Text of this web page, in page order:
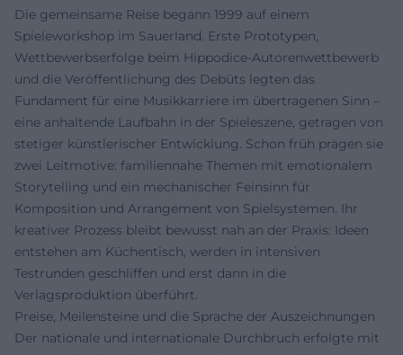
Die gemeinsame Reise begann 1999 auf einem
Spieleworkshop im Sauerland. Erste Prototypen,
Wettbewerbserfolge beim Hippodice-Autorenwettbewerb
und die Veröffentlichung des Debüts legten das
Fundament für eine Musikkarriere im übertragenen Sinn –
eine anhaltende Laufbahn in der Spieleszene, getragen von
stetiger künstlerischer Entwicklung. Schon früh prägen sie
zwei Leitmotive: familiennahe Themen mit emotionalem
Storytelling und ein mechanischer Feinsinn für
Komposition und Arrangement von Spielsystemen. Ihr
kreativer Prozess bleibt bewusst nah an der Praxis: Ideen
entstehen am Küchentisch, werden in intensiven
Testrunden geschliffen und erst dann in die
Verlagsproduktion überführt.
Preise, Meilensteine und die Sprache der Auszeichnungen
Der nationale und internationale Durchbruch erfolgte mit